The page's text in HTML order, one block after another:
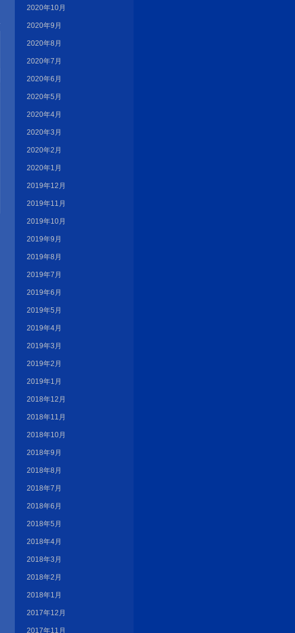
2020年10月
2020年9月
2020年8月
2020年7月
2020年6月
2020年5月
2020年4月
2020年3月
2020年2月
2020年1月
2019年12月
2019年11月
2019年10月
2019年9月
2019年8月
2019年7月
2019年6月
2019年5月
2019年4月
2019年3月
2019年2月
2019年1月
2018年12月
2018年11月
2018年10月
2018年9月
2018年8月
2018年7月
2018年6月
2018年5月
2018年4月
2018年3月
2018年2月
2018年1月
2017年12月
2017年11月